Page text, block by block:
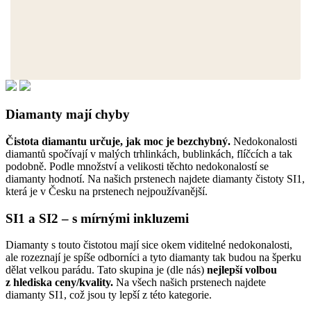
Diamanty mají chyby
Čistota diamantu určuje, jak moc je bezchybný. Nedokonalosti
diamantů spočívají v malých trhlinkách, bublinkách, flíčcích a tak
podobně. Podle množství a velikosti těchto nedokonalostí se
diamanty hodnotí. Na našich prstenech najdete diamanty čistoty SI1,
která je v Česku na prstenech nejpoužívanější.
SI1 a SI2 – s mírnými inkluzemi
Diamanty s touto čistotou mají sice okem viditelné nedokonalosti,
ale rozeznají je spíše odborníci a tyto diamanty tak budou na šperku
dělat velkou parádu. Tato skupina je (dle nás) nejlepší volbou
z hlediska ceny/kvality. Na všech našich prstenech najdete
diamanty SI1, což jsou ty lepší z této kategorie.